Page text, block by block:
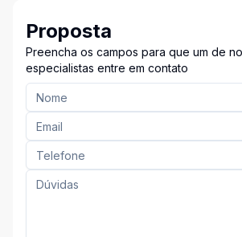
Proposta
Preencha os campos para que um de
especialistas entre em contato